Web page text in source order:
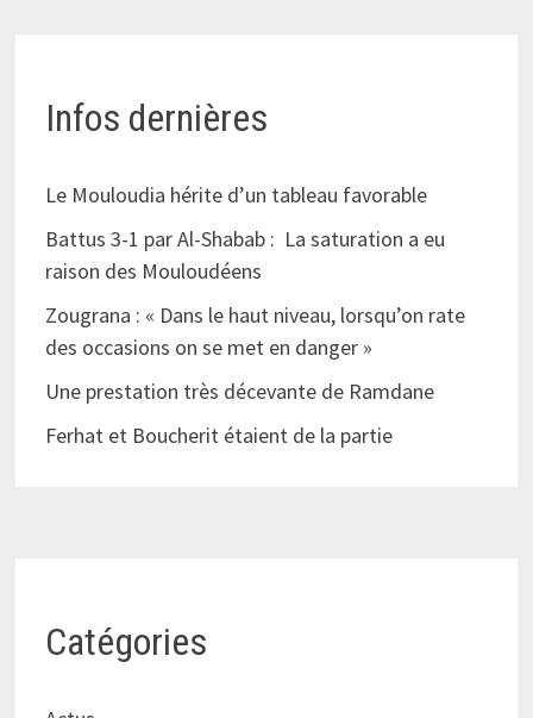
Infos dernières
Le Mouloudia hérite d’un tableau favorable
Battus 3-1 par Al-Shabab : La saturation a eu
raison des Mouloudéens
Zougrana : « Dans le haut niveau, lorsqu’on rate
des occasions on se met en danger »
Une prestation très décevante de Ramdane
Ferhat et Boucherit étaient de la partie
Catégories